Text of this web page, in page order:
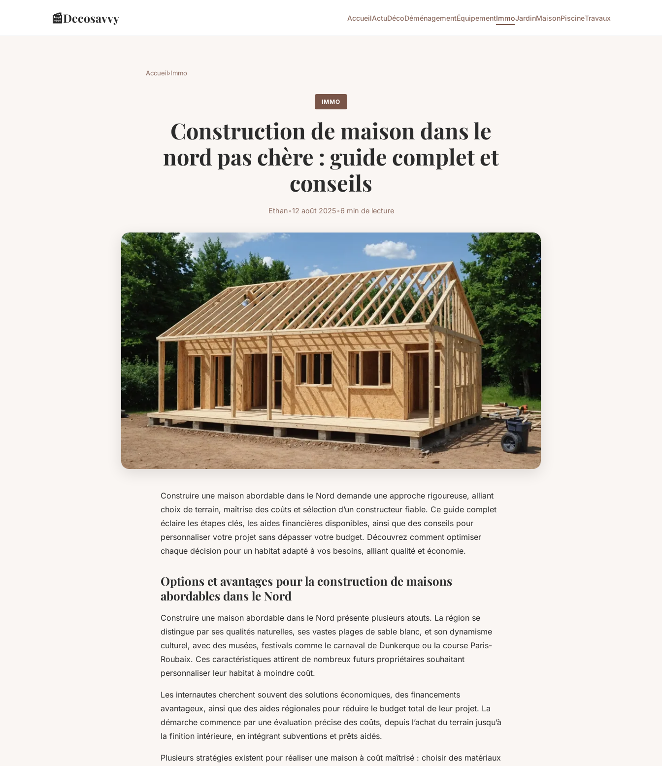
📰Decosavvy AccueilActuDécoDéménagementÉquipementImmoJardinMaisonPiscineTravaux
Accueil›Immo
IMMO
Construction de maison dans le
nord pas chère : guide complet et
conseils
Ethan•12 août 2025•6 min de lecture
Construire une maison abordable dans le Nord demande une approche rigoureuse, alliant
choix de terrain, maîtrise des coûts et sélection d’un constructeur fiable. Ce guide complet
éclaire les étapes clés, les aides financières disponibles, ainsi que des conseils pour
personnaliser votre projet sans dépasser votre budget. Découvrez comment optimiser
chaque décision pour un habitat adapté à vos besoins, alliant qualité et économie.
Options et avantages pour la construction de maisons
abordables dans le Nord
Construire une maison abordable dans le Nord présente plusieurs atouts. La région se
distingue par ses qualités naturelles, ses vastes plages de sable blanc, et son dynamisme
culturel, avec des musées, festivals comme le carnaval de Dunkerque ou la course Paris-
Roubaix. Ces caractéristiques attirent de nombreux futurs propriétaires souhaitant
personnaliser leur habitat à moindre coût.
Les internautes cherchent souvent des solutions économiques, des financements
avantageux, ainsi que des aides régionales pour réduire le budget total de leur projet. La
démarche commence par une évaluation précise des coûts, depuis l’achat du terrain jusqu’à
la finition intérieure, en intégrant subventions et prêts aidés.
Plusieurs stratégies existent pour réaliser une maison à coût maîtrisé : choisir des matériaux